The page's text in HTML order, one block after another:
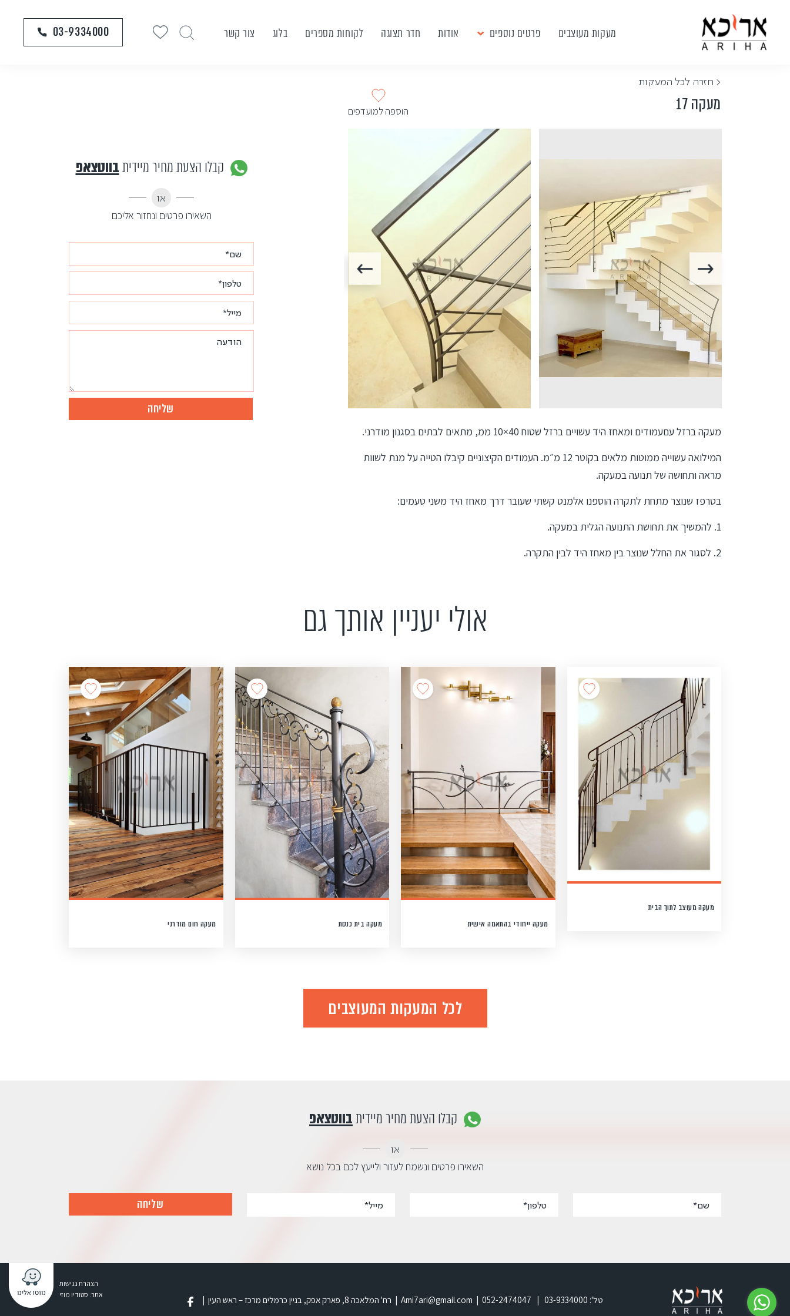
מעקות מעוצבים פרטים נוספים אודות חדר תצוגה לקוחות מספרים בלוג צור קשר 03-9334000
< חזרה לכל המעקות
מעקה 17 הוספה למועדפים
מעקה ברזל עםעמודים ומאחז היד עשויים ברזל שטוח 40×10 ממ, מתאים לבתים בסגנון מודרני.
המילואה עשוייה ממוטות מלאים בקוטר 12 מ״מ. העמודים הקיצוניים קיבלו הטייה על מנת לשוות
מראה ותחושה של תנועה במעקה.
בטרפז שנוצר מתחת לתקרה הוספנו אלמנט קשתי שעובר דרך מאחז היד משני טעמים:
1. להמשיך את תחושת התנועה הגלית במעקה.
2. לסגור את החלל שנוצר בין מאחז היד לבין התקרה.
קבלו הצעת מחיר מיידיתבווטצאפ
או
השאירו פרטים ונחזור אליכם
אולי יעניין אותך גם
מעקה מעוצב לתוך הבית
מעקה ייחודי בהתאמה אישית
מעקה בית כנסת מעקה חום מודרני
לכל המעקות המעוצבים
קבלו הצעת מחיר מיידיתבווטצאפ
או
השאירו פרטים ונשמח לעזור ולייעץ לכם בכל נושא
טל': 03-9334000 | 052-2474047 | Ami7ari@gmail.com | רח' המלאכה 8, פארק אפק, בניין כרמלים מרכז – ראש העין |
הצהרת נגישות
אתר: סטודיו מוזי